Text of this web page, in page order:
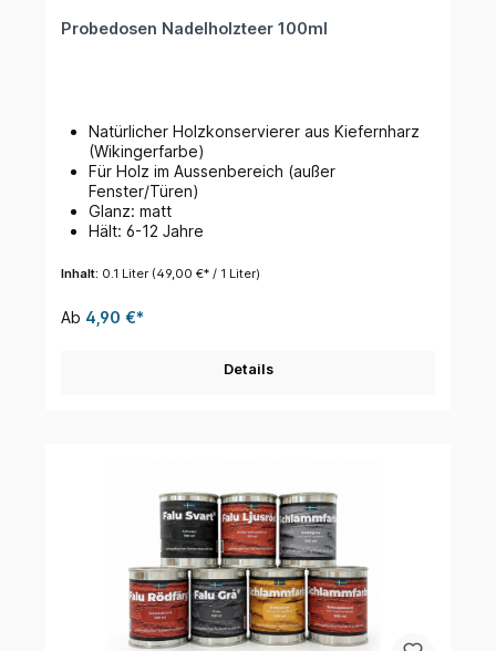
Probedosen Nadelholzteer 100ml
Natürlicher Holzkonservierer aus Kiefernharz
(Wikingerfarbe)
Für Holz im Aussenbereich (außer
Fenster/Türen)
Glanz: matt
Hält: 6-12 Jahre
Inhalt: 0.1 Liter (49,00 €* / 1 Liter)
Ab 4,90 €*
Details